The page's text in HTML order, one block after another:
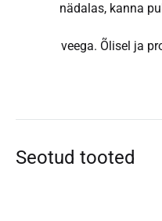
nädalas, kanna
veega. Õlisel ja
Seotud tooted